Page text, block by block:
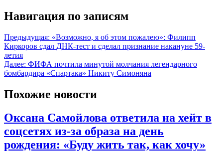
Навигация по записям
Предыдущая: «Возможно, я об этом пожалею»: Филипп
Киркоров сдал ДНК-тест и сделал признание накануне 59-
летия
Далее: ФИФА почтила минутой молчания легендарного
бомбардира «Спартака» Никиту Симоняна
Похожие новости
Оксана Самойлова ответила на хейт в
соцсетях из-за образа на день
рождения: «Буду жить так, как хочу»